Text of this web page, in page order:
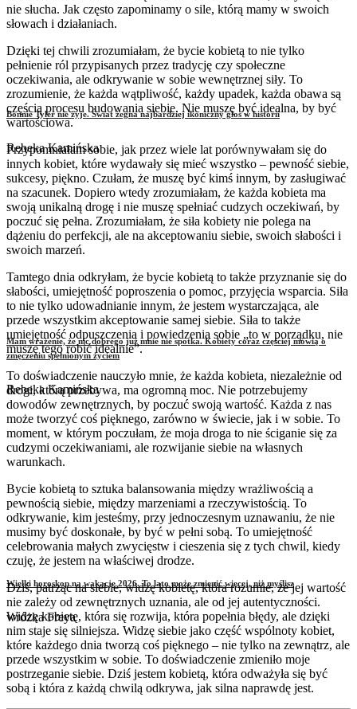
Bonnie Tyler nie żyje. Świat żegna najbardziej ikoniczny głos w historii
Rebeka Kamińska
Mam wrażenie, że nic dobrego już mnie nie spotka. Kobiety coraz częściej mówią o
zmęczeniu spełnionym życiem
Rebeka Kamińska
Wielki horoskop na wakacje 2026. To lato może zmienić więcej, niż myślisz
wróżka Freya
nie słucha. Jak często zapominamy o sile, którą mamy w swoich
słowach i działaniach.
Dzięki tej chwili zrozumiałam, że bycie kobietą to nie tylko
pełnienie ról przypisanych przez tradycję czy społeczne
oczekiwania, ale odkrywanie w sobie wewnętrznej siły. To
zrozumienie, że każda wątpliwość, każdy upadek, każda obawa są
częścią procesu budowania siebie. Nie muszę być idealna, by być
wartościowa.
Przypomniałam sobie, jak przez wiele lat porównywałam się do
innych kobiet, które wydawały się mieć wszystko – pewność siebie,
sukcesy, piękno. Czułam, że muszę być kimś innym, by zasługiwać
na szacunek. Dopiero wtedy zrozumiałam, że każda kobieta ma
swoją unikalną drogę i nie muszę spełniać cudzych oczekiwań, by
poczuć się pełna. Zrozumiałam, że siła kobiety nie polega na
dążeniu do perfekcji, ale na akceptowaniu siebie, swoich słabości i
swoich marzeń.
Tamtego dnia odkryłam, że bycie kobietą to także przyznanie się do
słabości, umiejętność poproszenia o pomoc, przyjęcia wsparcia. Siła
to nie tylko udowadnianie innym, że jestem wystarczająca, ale
przede wszystkim akceptowanie samej siebie. Siła to także
umiejętność odpuszczenia i powiedzenia sobie „to w porządku, nie
muszę tego robić idealnie”.
To doświadczenie nauczyło mnie, że każda kobieta, niezależnie od
drogi, którą przebywa, ma ogromną moc. Nie potrzebujemy
dowodów zewnętrznych, by poczuć swoją wartość. Każda z nas
może tworzyć coś pięknego, zarówno w świecie, jak i w sobie. To
moment, w którym poczułam, że moja droga to nie ściganie się za
cudzymi oczekiwaniami, ale rozwijanie siebie na własnych
warunkach.
Bycie kobietą to sztuka balansowania między wrażliwością a
pewnością siebie, między marzeniami a rzeczywistością. To
odkrywanie, kim jesteśmy, przy jednoczesnym uznawaniu, że nie
musimy być doskonałe, by być w pełni sobą. To umiejętność
celebrowania małych zwycięstw i cieszenia się z tych chwil, kiedy
czuję, że jestem na właściwej drodze.
Dziś, patrząc na siebie, widzę kobietę, która rozumie, że jej wartość
nie zależy od zewnętrznych uznania, ale od jej autentyczności.
Widzę kobietę, która się rozwija, która popełnia błędy, ale dzięki
nim staje się silniejsza. Widzę siebie jako część wspólnoty kobiet,
które każdego dnia tworzą coś pięknego – nie tylko na zewnątrz, ale
przede wszystkim w sobie. To doświadczenie zmieniło moje
postrzeganie siebie. Dziś jestem kobietą, która odważyła się być
sobą i która z każdą chwilą odkrywa, jak silna naprawdę jest.